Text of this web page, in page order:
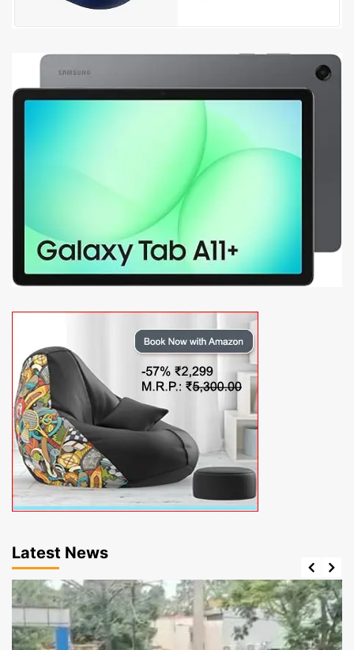
Latest News